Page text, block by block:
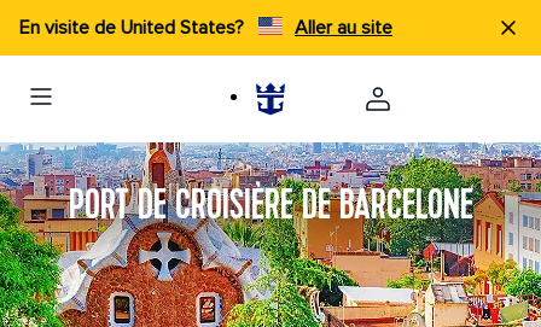
En visite de United States? Aller au site
PORT DE CROISIÈRE DE BARCELONE